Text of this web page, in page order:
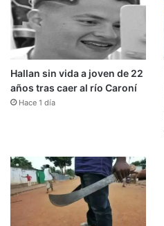
Hallan sin vida a joven de 22
años tras caer al río Caroní
Hace 1 día